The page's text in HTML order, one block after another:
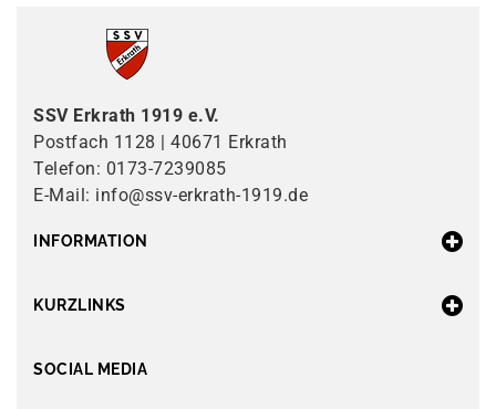
SSV Erkrath 1919 e.V.
Postfach 1128 | 40671 Erkrath
Telefon: 0173-7239085
E-Mail: info@ssv-erkrath-1919.de
INFORMATION
KURZLINKS
SOCIAL MEDIA